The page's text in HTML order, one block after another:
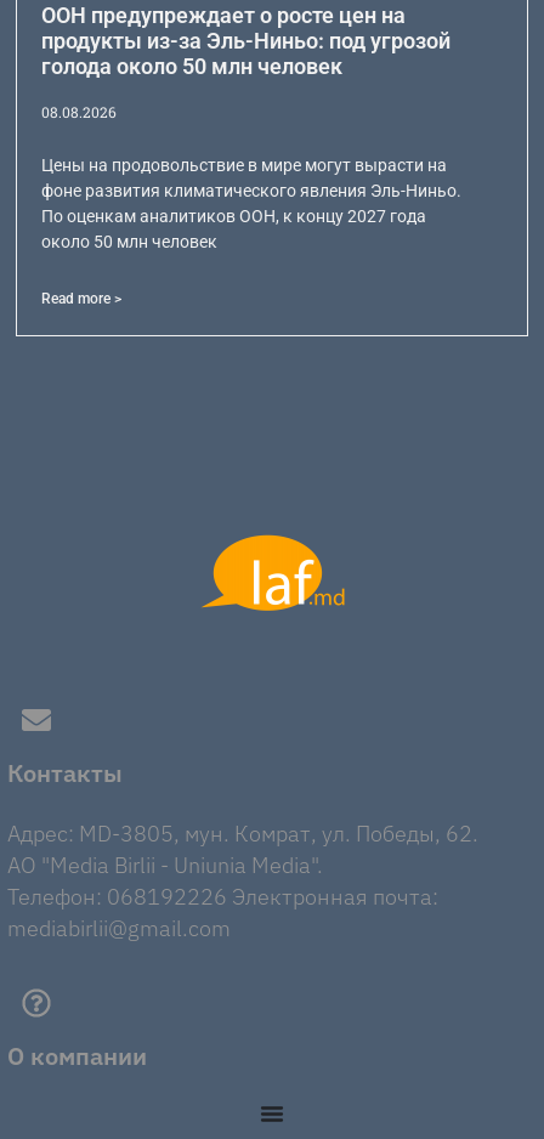
ООН предупреждает о росте цен на
продукты из-за Эль-Ниньо: под угрозой
голода около 50 млн человек
08.08.2026
Цены на продовольствие в мире могут вырасти на
фоне развития климатического явления Эль-Ниньо.
По оценкам аналитиков ООН, к концу 2027 года
около 50 млн человек
Read more >
Контакты
Адрес: MD-3805, мун. Комрат, ул. Победы, 62.
AO "Media Birlii - Uniunia Media".
Телефон: 068192226 Электронная почта:
mediabirlii@gmail.com
О компании